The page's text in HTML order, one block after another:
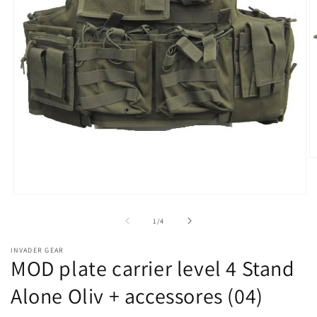
1/van
4
INVADER GEAR
MOD plate carrier level 4 Stand
Alone Oliv + accessores (04)